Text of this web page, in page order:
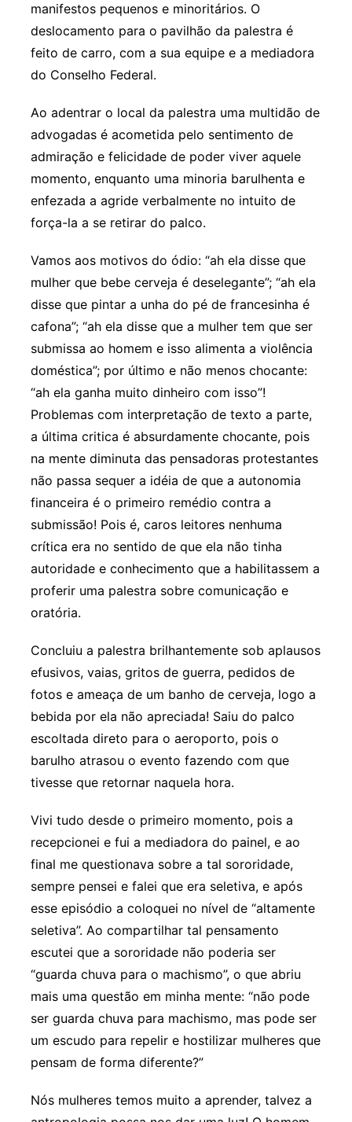
manifestos pequenos e minoritários. O
deslocamento para o pavilhão da palestra é
feito de carro, com a sua equipe e a mediadora
do Conselho Federal.
Ao adentrar o local da palestra uma multidão de
advogadas é acometida pelo sentimento de
admiração e felicidade de poder viver aquele
momento, enquanto uma minoria barulhenta e
enfezada a agride verbalmente no intuito de
força-la a se retirar do palco.
Vamos aos motivos do ódio: “ah ela disse que
mulher que bebe cerveja é deselegante”; “ah ela
disse que pintar a unha do pé de francesinha é
cafona”; “ah ela disse que a mulher tem que ser
submissa ao homem e isso alimenta a violência
doméstica”; por último e não menos chocante:
“ah ela ganha muito dinheiro com isso”!
Problemas com interpretação de texto a parte,
a última critica é absurdamente chocante, pois
na mente diminuta das pensadoras protestantes
não passa sequer a idéia de que a autonomia
financeira é o primeiro remédio contra a
submissão! Pois é, caros leitores nenhuma
crítica era no sentido de que ela não tinha
autoridade e conhecimento que a habilitassem a
proferir uma palestra sobre comunicação e
oratória.
Concluiu a palestra brilhantemente sob aplausos
efusivos, vaias, gritos de guerra, pedidos de
fotos e ameaça de um banho de cerveja, logo a
bebida por ela não apreciada! Saiu do palco
escoltada direto para o aeroporto, pois o
barulho atrasou o evento fazendo com que
tivesse que retornar naquela hora.
Vivi tudo desde o primeiro momento, pois a
recepcionei e fui a mediadora do painel, e ao
final me questionava sobre a tal sororidade,
sempre pensei e falei que era seletiva, e após
esse episódio a coloquei no nível de “altamente
seletiva”. Ao compartilhar tal pensamento
escutei que a sororidade não poderia ser
“guarda chuva para o machismo”, o que abriu
mais uma questão em minha mente: “não pode
ser guarda chuva para machismo, mas pode ser
um escudo para repelir e hostilizar mulheres que
pensam de forma diferente?”
Nós mulheres temos muito a aprender, talvez a